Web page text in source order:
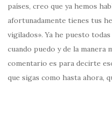
países, creo que ya hemos
afortunadamente tienes tus
vigilados». Ya he puesto
cuando puedo y de la manera
comentario es para decirte
que sigas como hasta ahora,